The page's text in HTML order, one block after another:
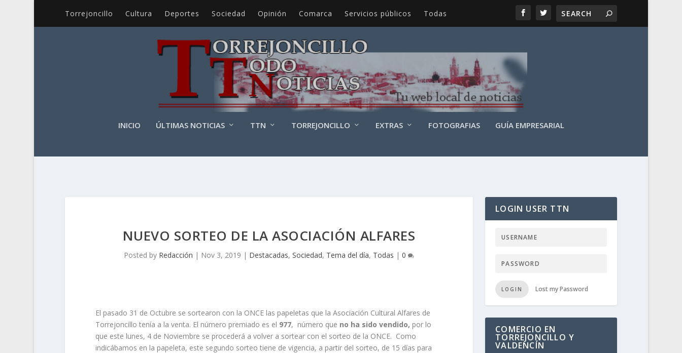
Torrejoncillo Cultura Deportes Sociedad Opinión Comarca Servicios públicos Todas
INICIO ÚLTIMAS NOTICIAS TTN TORREJONCILLO EXTRAS FOTOGRAFIAS GUÍA EMPRESARIAL
NUEVO SORTEO DE LA ASOCIACIÓN ALFARES
Posted by Redacción | Nov 3, 2019 | Destacadas, Sociedad, Tema del día, Todas | 0
El pasado 31 de Octubre se sortearon con la ONCE las papeletas que la Asociación Cultural Alfares de
Torrejoncillo tenía a la venta. El número premiado es el 977, número que no ha sido vendido, por lo
que este lunes, 4 de Noviembre se procederá a volver a sortear con el sorteo de la ONCE. Como
indicábamos en la papeleta, este segundo sorteo tiene de vigencia, a partir del sorteo, de 15 días para
LOGIN USER TTN
LOGIN Lost my Password
COMERCIO EN
TORREJONCILLO Y
VALDENCÍN